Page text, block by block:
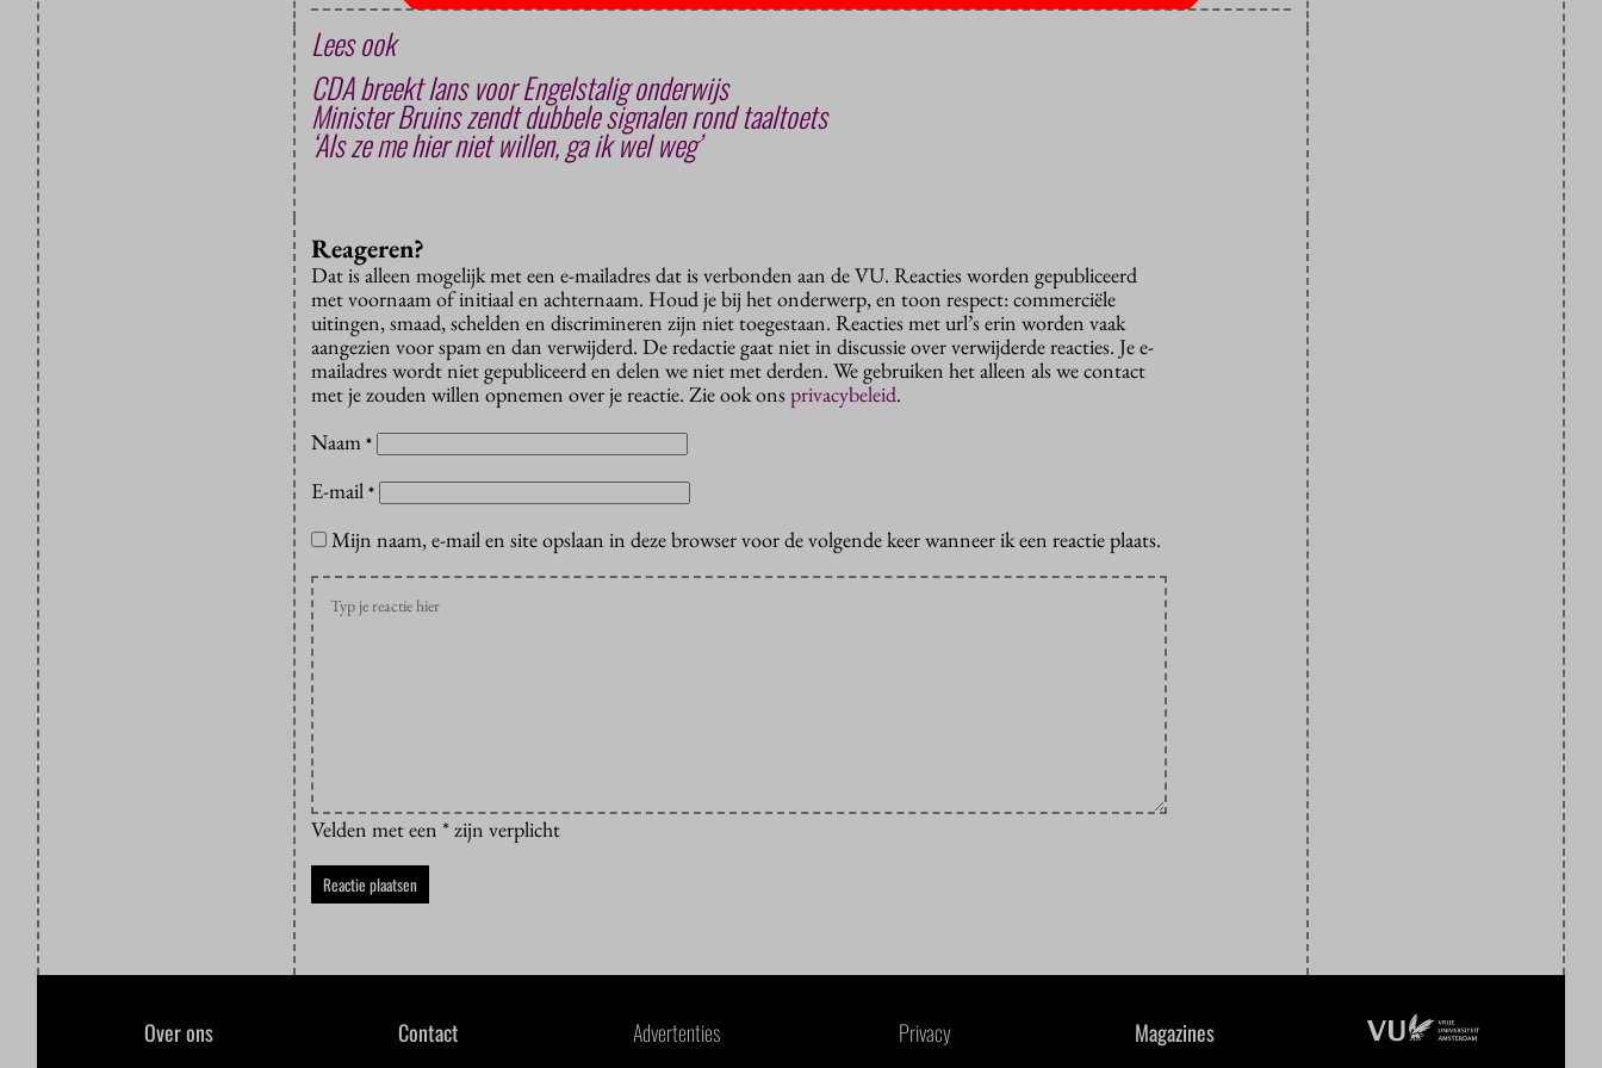
Lees ook
CDA breekt lans voor Engelstalig onderwijs
Minister Bruins zendt dubbele signalen rond taaltoets
‘Als ze me hier niet willen, ga ik wel weg’
Reageren?
Dat is alleen mogelijk met een e-mailadres dat is verbonden aan de VU. Reacties worden gepubliceerd
met voornaam of initiaal en achternaam. Houd je bij het onderwerp, en toon respect: commerciële
uitingen, smaad, schelden en discrimineren zijn niet toegestaan. Reacties met url’s erin worden vaak
aangezien voor spam en dan verwijderd. De redactie gaat niet in discussie over verwijderde reacties. Je e-
mailadres wordt niet gepubliceerd en delen we niet met derden. We gebruiken het alleen als we contact
met je zouden willen opnemen over je reactie. Zie ook onsprivacybeleid.
Naam *
E-mail *
Mijn naam, e-mail en site opslaan in deze browser voor de volgende keer wanneer ik een reactie plaats.
Velden met een * zijn verplicht
Over ons Contact Advertenties Privacy Magazines